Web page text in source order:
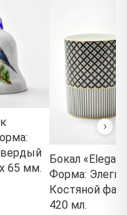
65 мм.
Бокал
Форма: Элегия.
Костяной
420 мл.